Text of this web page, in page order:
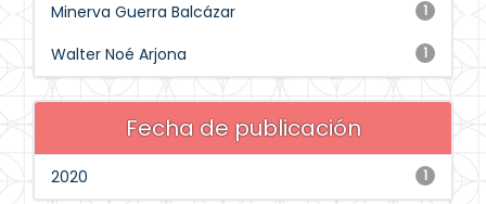
1
Minerva Guerra Balcázar
1
Walter Noé Arjona
Fecha de publicación
1
2020